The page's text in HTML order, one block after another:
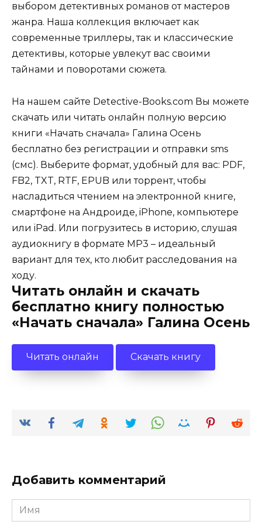
выбором детективных романов от мастеров
жанра. Наша коллекция включает как
современные триллеры, так и классические
детективы, которые увлекут вас своими
тайнами и поворотами сюжета.
На нашем сайте Detective-Books.com Вы можете
скачать или читать онлайн полную версию
книги «Начать сначала» Галина Осень
бесплатно без регистрации и отправки sms
(смс). Выберите формат, удобный для вас: PDF,
FB2, TXT, RTF, EPUB или торрент, чтобы
насладиться чтением на электронной книге,
смартфоне на Андроиде, iPhone, компьютере
или iPad. Или погрузитесь в историю, слушая
аудиокнигу в формате MP3 – идеальный
вариант для тех, кто любит расследования на
ходу.
Читать онлайн и скачать
бесплатно книгу полностью
«Начать сначала» Галина Осень
Читать онлайн Скачать книгу
Добавить комментарий
Имя
*